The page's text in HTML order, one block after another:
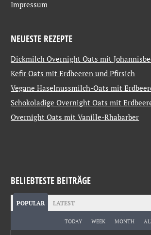
Impressum
NEUESTE REZEPTE
Dickmilch Overnight Oats mit
Kefir Oats mit Erdbeeren und Pfirsich
Vegane Haselnussmilch-Oats mit
Schokoladige Overnight Oats mit
Overnight Oats mit Vanille-Rhabarber
BELIEBTESTE BEITRÄGE
POPULAR LATEST
TODAY WEEK MONTH